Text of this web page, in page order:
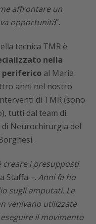
affrontare un
opportunità”.
tecnica TMR è
nella
periferico al Maria
anni nel nostro
di TMR (sono
tutti dal team di
di Neurochirurgia del
creare i presupposti
Staffa –. Anni fa ho
sugli amputati. Le
venivano utilizzate
il movimento